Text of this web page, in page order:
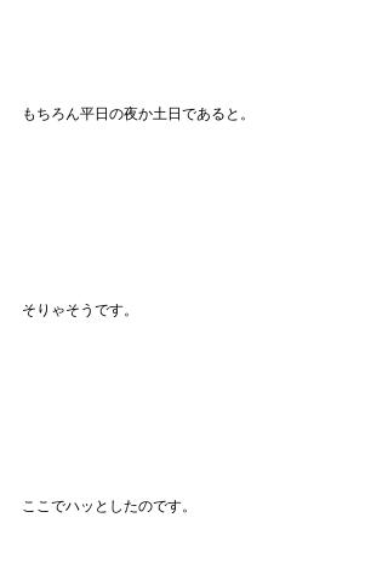
もちろん平日の夜か土日であると。
そりゃそうです。
ここでハッとしたのです。